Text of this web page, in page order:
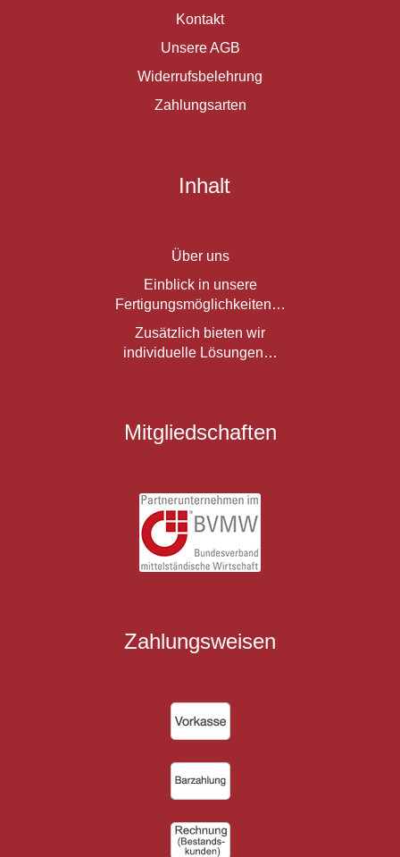
Kontakt
Unsere AGB
Widerrufsbelehrung
Zahlungsarten
Inhalt
Über uns
Einblick in unsere
Fertigungsmöglichkeiten…
Zusätzlich bieten wir
individuelle Lösungen…
Mitgliedschaften
Zahlungsweisen